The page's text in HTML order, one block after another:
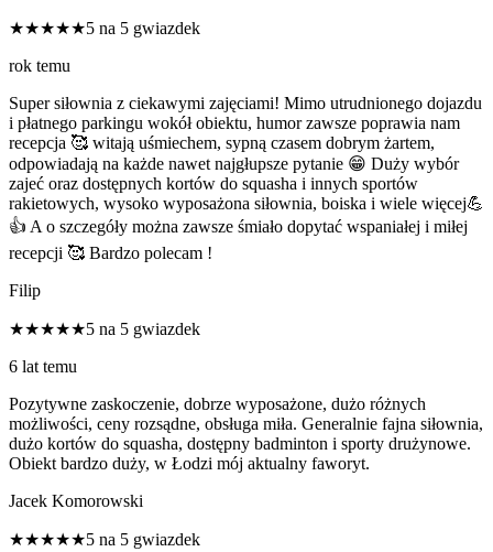
★★★★★5 na 5 gwiazdek
rok temu
Super siłownia z ciekawymi zajęciami! Mimo utrudnionego dojazdu
i płatnego parkingu wokół obiektu, humor zawsze poprawia nam
recepcja 🥰 witają uśmiechem, sypną czasem dobrym żartem,
odpowiadają na każde nawet najgłupsze pytanie 😁 Duży wybór
zajeć oraz dostępnych kortów do squasha i innych sportów
rakietowych, wysoko wyposażona siłownia, boiska i wiele więcej💪
👍 A o szczegóły można zawsze śmiało dopytać wspaniałej i miłej
recepcji 🥰 Bardzo polecam !
Filip
★★★★★5 na 5 gwiazdek
6 lat temu
Pozytywne zaskoczenie, dobrze wyposażone, dużo różnych
możliwości, ceny rozsądne, obsługa miła. Generalnie fajna siłownia,
dużo kortów do squasha, dostępny badminton i sporty drużynowe.
Obiekt bardzo duży, w Łodzi mój aktualny faworyt.
Jacek Komorowski
★★★★★5 na 5 gwiazdek